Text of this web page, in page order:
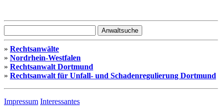
» Rechtsanwälte
» Nordrhein-Westfalen
» Rechtsanwalt Dortmund
» Rechtsanwalt für Unfall- und Schadenregulierung Dortmund
Impressum Interessantes